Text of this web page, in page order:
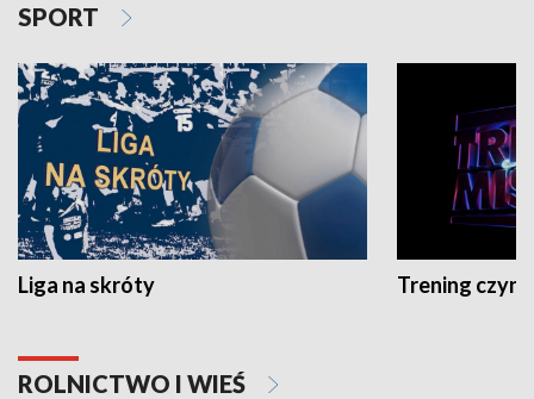
SPORT
Liga na skróty Trening czyni
ROLNICTWO I WIEŚ